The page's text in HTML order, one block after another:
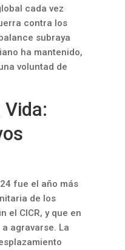
cada vez
contra los
subraya
ha mantenido,
voluntad de
fue el año más
de los
el CICR, y que en
agravarse. La